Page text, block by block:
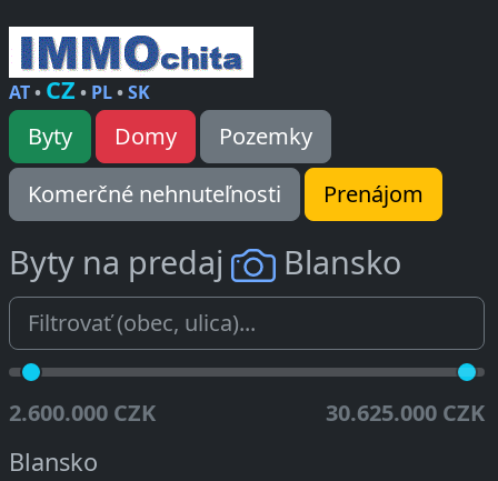
AT• CZ • PL•SK
Byty Domy
Pozemky
Komerčné nehnuteľnosti
Prenájom
Byty na predaj Blansko
2.600.000 CZK 30.625.000 CZK
Blansko